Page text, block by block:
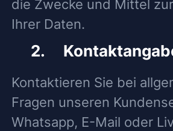
die Zwecke und Mittel
Ihrer Daten.
2.
Kontaktieren Sie bei
Fragen unseren
Whatsapp, E-Mail oder